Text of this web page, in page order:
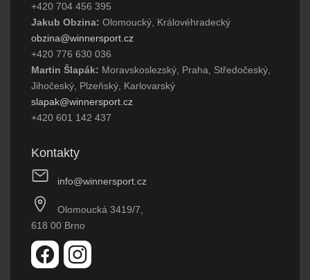
+420 704 456 395
Jakub Obzina: Olomoucký, Královéhradecký
obzina@winnersport.cz
+420 776 630 036
Martin Šlapák: Moravskoslezský, Praha, Středočeský,
Jihočeský, Plzeňský, Karlovarský
slapak@winnersport.cz
+420 601 142 437
Kontakty
info@winnersport.cz
Olomoucká 3419/7,
618 00 Brno